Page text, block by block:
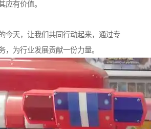
应有价值。
今天，让我们共同行动起来，通过专
，为行业发展贡献一份力量。